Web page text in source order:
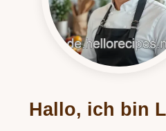
Hallo, ich bin